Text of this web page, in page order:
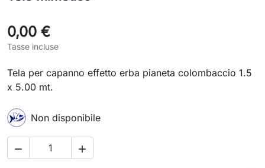
0,00 €
Tasse incluse
Tela per capanno effetto erba pianeta colombaccio 1.5
x 5.00 mt.
Non disponibile
 